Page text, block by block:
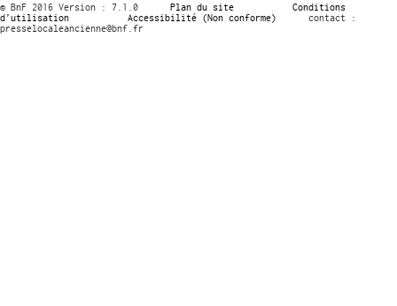
© BnF 2016 Version : 7.1.0 Plan du site
Conditions
d’utilisation
Accessibilité (Non conforme)
contact :
presselocaleancienne@bnf.fr